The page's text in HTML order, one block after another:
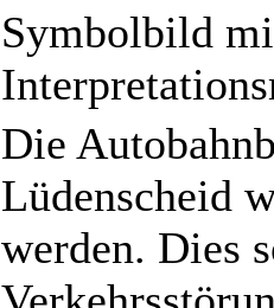
Symbolbild
Die
Lüdenscheid
werden. Dies